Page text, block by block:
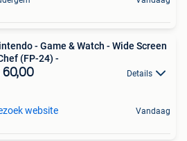
- Game & Watch - Wide Screen
(FP-24) -
60,00 Details
website Vandaag